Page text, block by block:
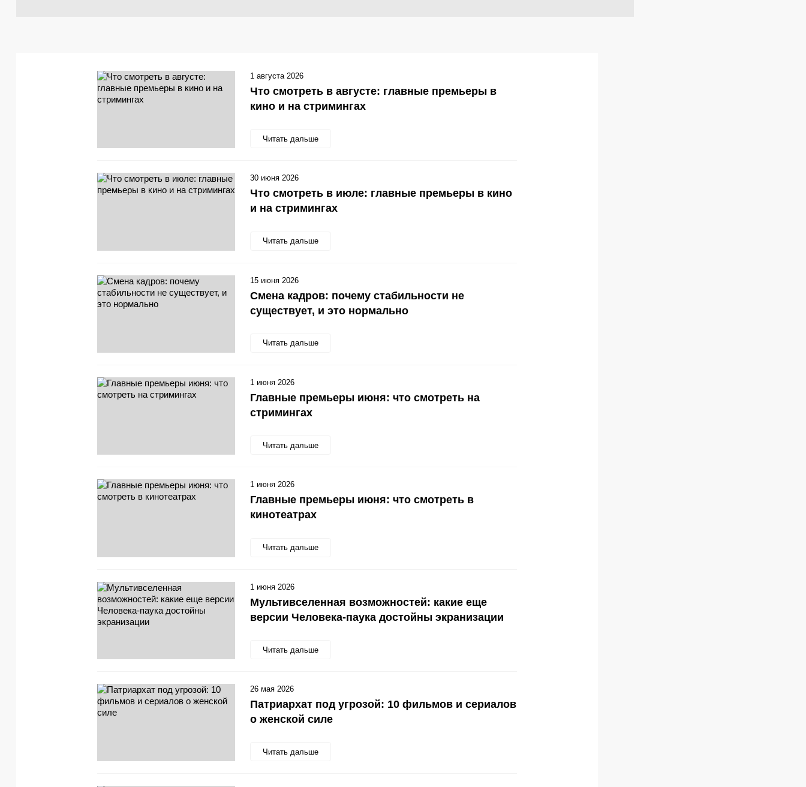
Что смотреть в августе: главные премьеры в
кино и на стримингах
Читать дальше
1 августа 2026
Что смотреть в июле: главные премьеры в кино
и на стримингах
Читать дальше
30 июня 2026
Смена кадров: почему стабильности не
существует, и это нормально
Читать дальше
15 июня 2026
Главные премьеры июня: что смотреть на
стримингах
Читать дальше
1 июня 2026
Главные премьеры июня: что смотреть в
кинотеатрах
Читать дальше
1 июня 2026
Мультивселенная возможностей: какие еще
версии Человека-паука достойны экранизации
Читать дальше
1 июня 2026
Патриархат под угрозой: 10 фильмов и сериалов
о женской силе
Читать дальше
26 мая 2026